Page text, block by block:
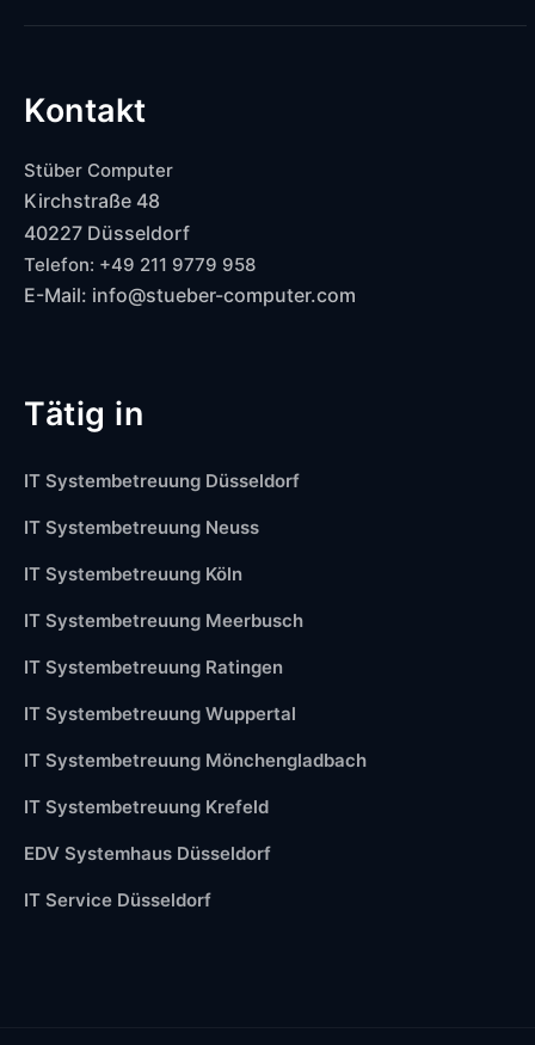
Kontakt
Stüber Computer
Kirchstraße 48
40227 Düsseldorf
Telefon: +49 211 9779 958
E-Mail: info@stueber-computer.com
Tätig in
IT Systembetreuung Düsseldorf
IT Systembetreuung Neuss
IT Systembetreuung Köln
IT Systembetreuung Meerbusch
IT Systembetreuung Ratingen
IT Systembetreuung Wuppertal
IT Systembetreuung Mönchengladbach
IT Systembetreuung Krefeld
EDV Systemhaus Düsseldorf
IT Service Düsseldorf